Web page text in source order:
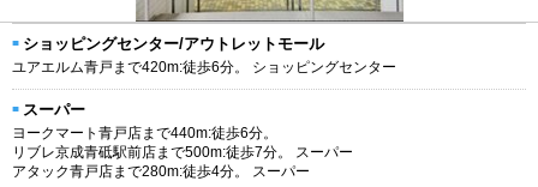
ショッピングセンター/アウトレットモール
ユアエルム青戸まで420m:徒歩6分。 ショッピングセンター
スーパー
ヨークマート青戸店まで440m:徒歩6分。
リブレ京成青砥駅前店まで500m:徒歩7分。 スーパー
アタック青戸店まで280m:徒歩4分。 スーパー